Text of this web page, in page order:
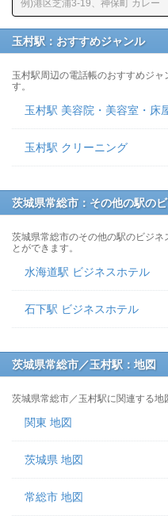
玉村駅：おすすめジャンル
玉村駅周辺の電話帳のおすすめジ
す。
玉村駅 美容院・美容室・床
玉村駅 クリーニング
茨城県常総市：その他の駅の
茨城県常総市のその他の駅のビジ
とができます。
水海道駅 ビジネスホテル
石下駅 ビジネスホテル
茨城県常総市／玉村駅：地図
茨城県常総市／玉村駅に関連する地
関東 地図
茨城県 地図
常総市 地図